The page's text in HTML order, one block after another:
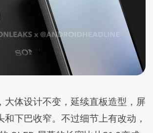
大体设计不变，延续直板造型，屏
和下巴收窄。不过细节上有改动，